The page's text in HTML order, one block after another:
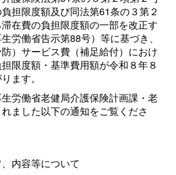
担限度額及び同法第61条の３第２
在費の負担限度額の一部を改正す
労働省告示第88号）等に基づき、
）サービス費（補足給付）におけ
限度額・基準費用額が令和８年８
ます。
労働省老健局介護保険計画課・老
ました以下の通知をご覧くださ
内容等について